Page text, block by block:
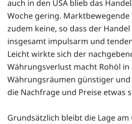
auch in den USA blieb das
Woche gering. Marktbewegende
zudem keine, so dass der
insgesamt impulsarm und
Leicht wirkte sich der
Währungsverlust macht Rohöl in
Währungsräumen günstiger
die Nachfrage und Preise etwas
Grundsätzlich bleibt die Lage